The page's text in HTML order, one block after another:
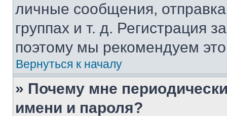
личные сообщения,
группах и т. д. Регистрация
поэтому мы рекомендуем
Вернуться к началу
» Почему мне
имени и пароля?